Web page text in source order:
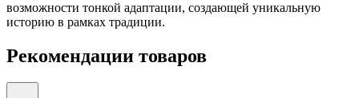
возможности тонкой адаптации, создающей уникальную
историю в рамках традиции.
Рекомендации товаров